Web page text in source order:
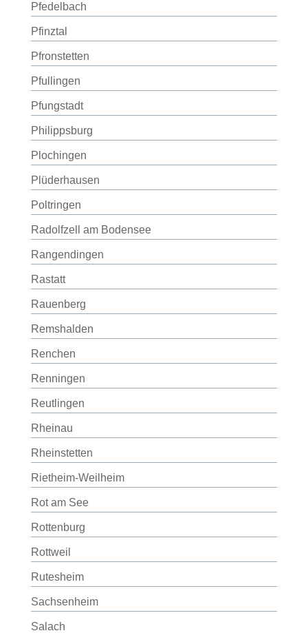
Pfedelbach
Pfinztal
Pfronstetten
Pfullingen
Pfungstadt
Philippsburg
Plochingen
Plüderhausen
Poltringen
Radolfzell am Bodensee
Rangendingen
Rastatt
Rauenberg
Remshalden
Renchen
Renningen
Reutlingen
Rheinau
Rheinstetten
Rietheim-Weilheim
Rot am See
Rottenburg
Rottweil
Rutesheim
Sachsenheim
Salach